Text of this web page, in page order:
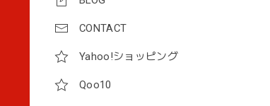
CONTACT
Yahoo!ショッピング
Qoo10